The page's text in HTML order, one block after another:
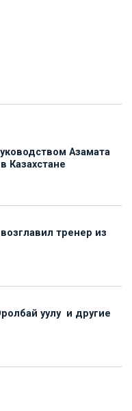
Азамата
Казахстане
тренер из
уулу и другие